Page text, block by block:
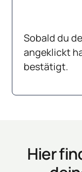
Sobald du
angeklickt
bestätigt.
Hier